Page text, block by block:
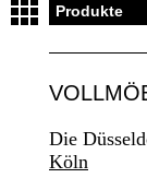
Produkte
Die
Köln